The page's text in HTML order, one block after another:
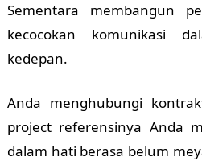
Sementara membangun
kecocokan komunikasi
kedepan.
Anda menghubungi
project referensinya Anda
dalam hati berasa belum